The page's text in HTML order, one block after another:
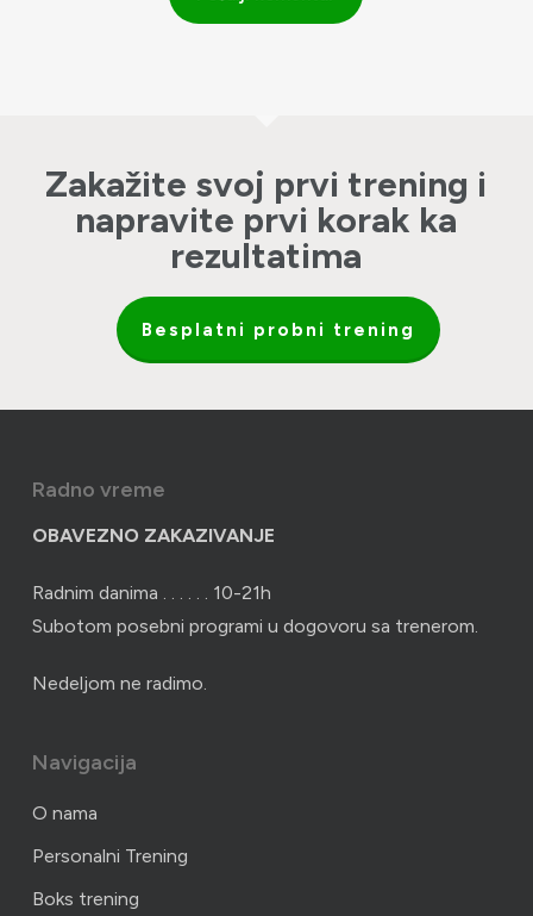
Zakažite svoj prvi trening i
napravite prvi korak ka
rezultatima
Besplatni probni trening
Radno vreme
OBAVEZNO ZAKAZIVANJE
Radnim danima . . . . . . 10-21h
Subotom posebni programi u dogovoru sa trenerom.
Nedeljom ne radimo.
Navigacija
O nama
Personalni Trening
Boks trening